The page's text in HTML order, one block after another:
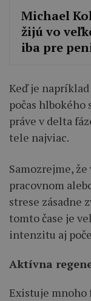
Michael
žijú vo
iba pre
Keď je
počas hlbokého
práve v delta
tele najviac.
Samozrejme,
pracovnom
strese zásadne
tomto čase je
intenzitu aj
Aktívna
Existuje mnoho